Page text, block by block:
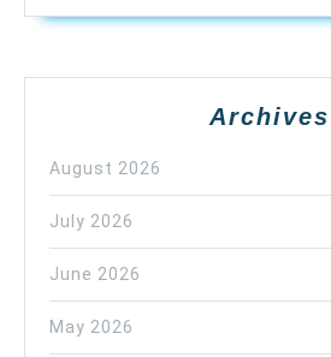
Archives
August 2026
July 2026
June 2026
May 2026